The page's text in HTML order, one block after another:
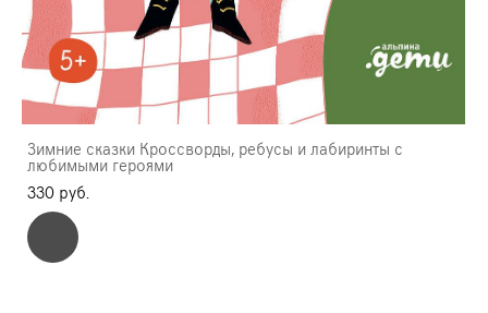
Зимние сказки Кроссворды, ребусы и лабиринты с
любимыми героями
330 pуб.